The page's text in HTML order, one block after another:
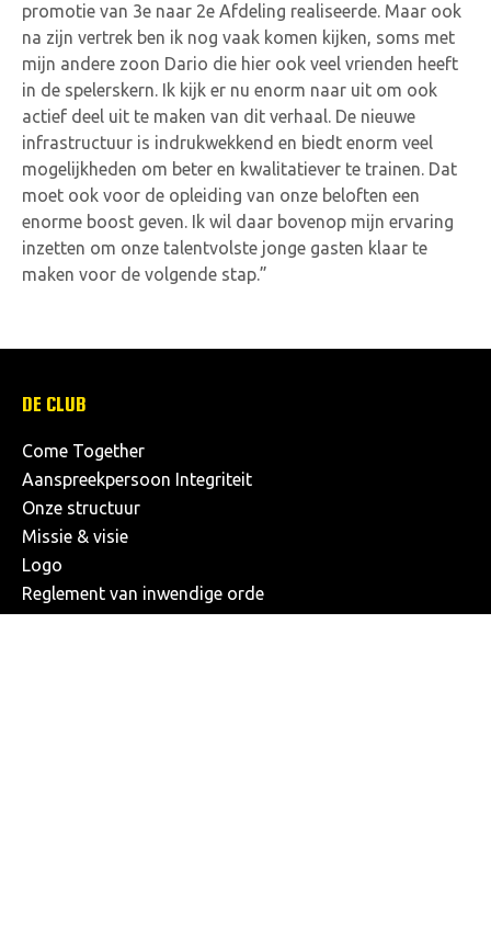
promotie van 3e naar 2e Afdeling realiseerde. Maar ook
na zijn vertrek ben ik nog vaak komen kijken, soms met
mijn andere zoon Dario die hier ook veel vrienden heeft
in de spelerskern. Ik kijk er nu enorm naar uit om ook
actief deel uit te maken van dit verhaal. De nieuwe
infrastructuur is indrukwekkend en biedt enorm veel
mogelijkheden om beter en kwalitatiever te trainen. Dat
moet ook voor de opleiding van onze beloften een
enorme boost geven. Ik wil daar bovenop mijn ervaring
inzetten om onze talentvolste jonge gasten klaar te
maken voor de volgende stap.”
DE CLUB
Come Together
Aanspreekpersoon Integriteit
Onze structuur
Missie & visie
Logo
Reglement van inwendige orde